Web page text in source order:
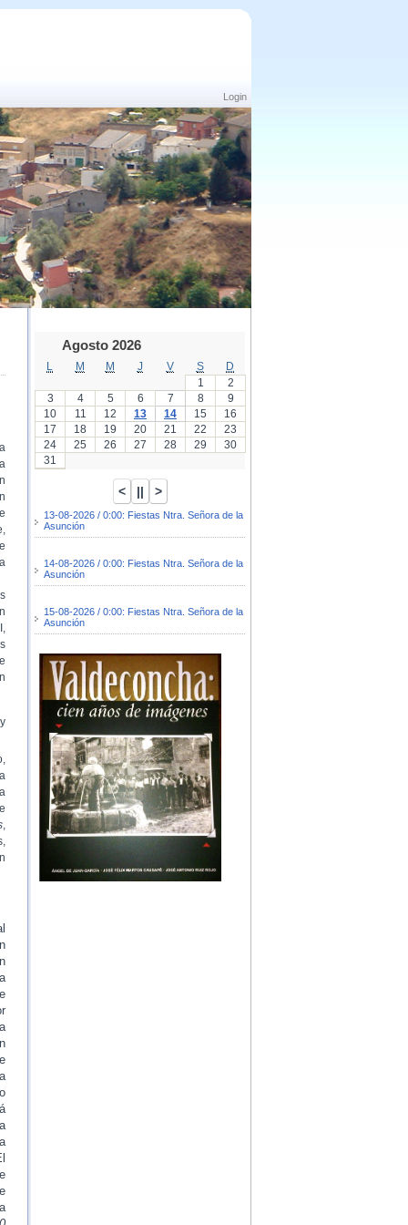
Login
Agosto 2026
M M J V S
D
1
2
3
4 5 6 7 8
9
10
11 12 13 14 15
16
17
18 19 20 21 22
23
24
25 26 27 28 29
30
31
13-08-2026 / 0:00: Fiestas Ntra. Señora de la
Asunción
14-08-2026 / 0:00: Fiestas Ntra. Señora de la
Asunción
15-08-2026 / 0:00: Fiestas Ntra. Señora de la
Asunción